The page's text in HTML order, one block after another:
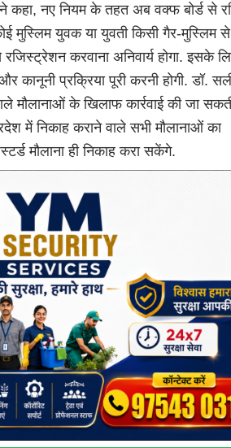
कहा, नए नियम के तहत अब वक्फ बोर्ड से
मुस्लिम युवक या युवती किसी गैर-मुस्लिम
करवाना अनिवार्य होगा. इसके
कानूनी प्रक्रिया पूरी करनी होगी. डॉ.
मौलानाओं के खिलाफ कार्रवाई की जा
में निकाह कराने वाले सभी मौलानाओं का
मौलाना ही निकाह करा सकेंगे.